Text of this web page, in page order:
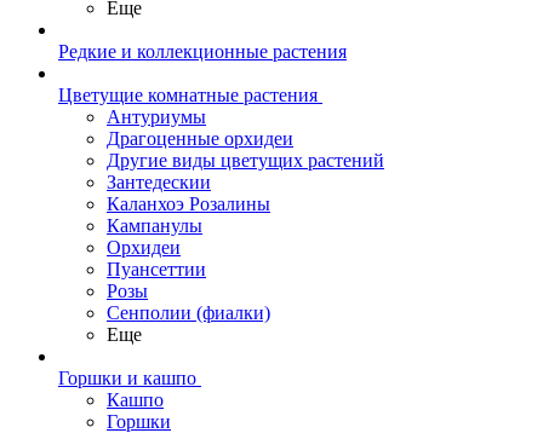
Еще
Редкие и коллекционные растения
Цветущие комнатные растения
Антуриумы
Драгоценные орхидеи
Другие виды цветущих растений
Зантедескии
Каланхоэ Розалины
Кампанулы
Орхидеи
Пуансеттии
Розы
Сенполии (фиалки)
Еще
Горшки и кашпо
Кашпо
Горшки